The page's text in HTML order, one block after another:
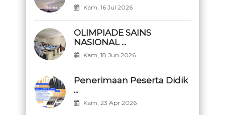
Kam, 16 Jul 2026
OLIMPIADE SAINS
NASIONAL ...
Kam, 18 Jun 2026
Penerimaan Peserta Didik
...
Kam, 23 Apr 2026